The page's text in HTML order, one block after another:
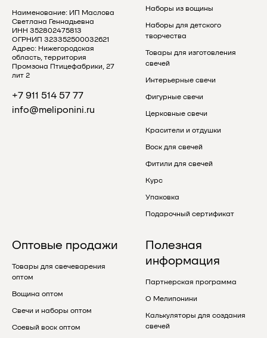
Наименование: ИП Маслова
Светлана Геннадьевна
ИНН 352802475813
ОГРНИП 323352500032621
Адрес: Нижегородская
область, территория
Промзона Птицефабрики, 27
лит 2
+7 911 514 57 77
info@meliponini.ru
Наборы из вощины
Наборы для детского
творчества
Товары для изготовления
свечей
Интерьерные свечи
Фигурные свечи
Церковные свечи
Красители и отдушки
Воск для свечей
Фитили для свечей
Курс
Упаковка
Подарочный сертификат
Оптовые продажи
Товары для свечеварения
оптом
Вощина оптом
Свечи и наборы оптом
Соевый воск оптом
Полезная
информация
Партнерская программа
О Мелипонини
Калькуляторы для создания
свечей